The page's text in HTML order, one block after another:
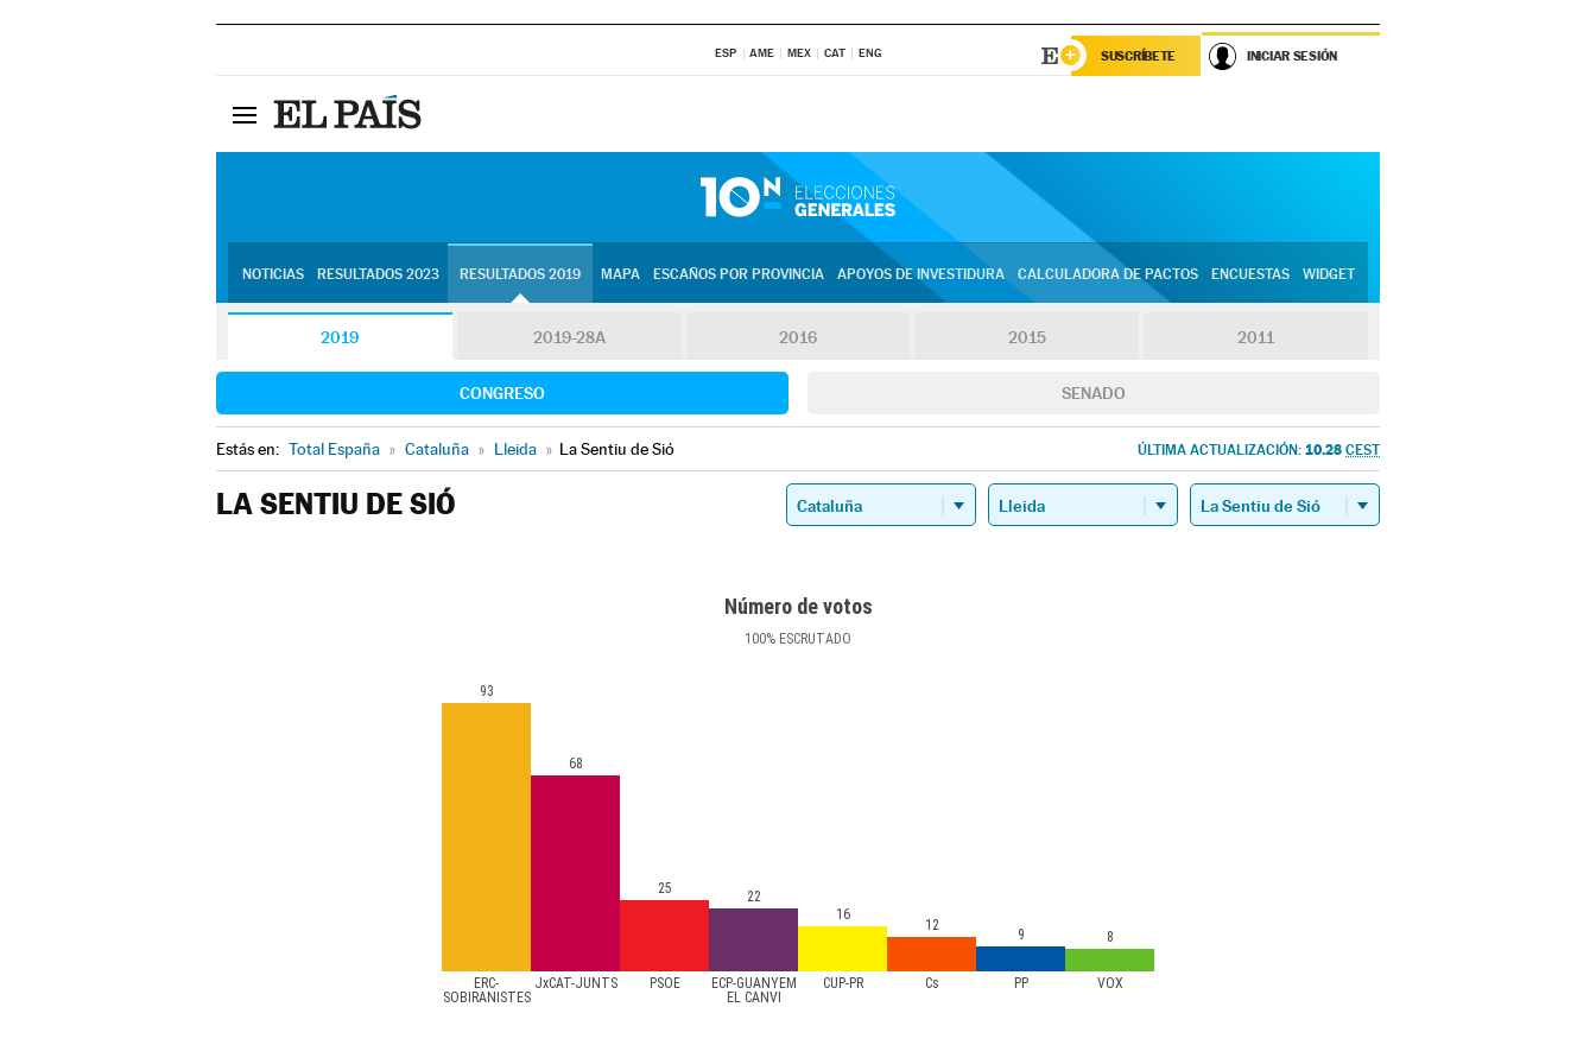
ESP AME MEX CAT ENG SUSCRÍBETE INICIAR SESIÓN
NOTICIAS RESULTADOS 2023 RESULTADOS 2019 MAPA ESCAÑOS POR PROVINCIA APOYOS DE INVESTIDURA CALCULADORA DE PACTOS ENCUESTAS WIDGET
2019 2019-28A 2016 2015 2011
CONGRESO SENADO
Estás en: Total España » Cataluña » Lleida » La Sentiu de Sió ÚLTIMA ACTUALIZACIÓN: 10.28 CEST
LA SENTIU DE SIÓ
Número de votos
100% ESCRUTADO
ERC-
SOBIRANISTES
JxCAT-JUNTS PSOE
ECP-GUANYEM
EL CANVI
CUP-PR Cs PP VOX
93
68
25
22
16
12
9 8